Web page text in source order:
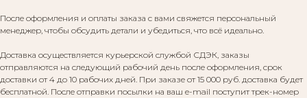
После оформления и оплаты заказа с вами свяжется персональный
менеджер, чтобы обсудить детали и убедиться, что всё идеально.
Доставка осуществляется курьерской службой СДЭК, заказы
отправляются на следующий рабочий день после оформления, срок
доставки от 4 до 10 рабочих дней. При заказе от 15 000 руб. доставка будет
бесплатной. После отправки посылки на ваш e-mail поступит трек-номер